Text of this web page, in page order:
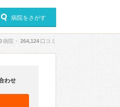
病院をさがす
病院・ 264,124 口コミ
わせ